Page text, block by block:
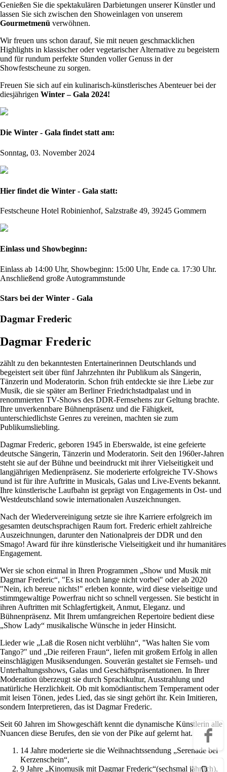
Genießen Sie die spektakulären Darbietungen unserer Künstler und
lassen Sie sich zwischen den Showeinlagen von unserem
Gourmetmenü verwöhnen.
Wir freuen uns schon darauf, Sie mit neuen geschmacklichen
Highlights in klassischer oder vegetarischer Alternative zu begeistern
und für rundum perfekte Stunden voller Genuss in der
Showfestscheune zu sorgen.
Freuen Sie sich auf ein kulinarisch-künstlerisches Abenteuer bei der
diesjährigen Winter – Gala 2024!
Die Winter - Gala findet statt am:
Sonntag, 03. November 2024
Hier findet die Winter - Gala statt:
Festscheune Hotel Robinienhof, Salzstraße 49, 39245 Gommern
Einlass und Showbeginn:
Einlass ab 14:00 Uhr, Showbeginn: 15:00 Uhr, Ende ca. 17:30 Uhr.
Anschließend große Autogrammstunde
Stars bei der Winter - Gala
Dagmar Frederic
Dagmar Frederic
zählt zu den bekanntesten Entertainerinnen Deutschlands und
begeistert seit über fünf Jahrzehnten ihr Publikum als Sängerin,
Tänzerin und Moderatorin. Schon früh entdeckte sie ihre Liebe zur
Musik, die sie später am Berliner Friedrichstadtpalast und in
renommierten TV-Shows des DDR-Fernsehens zur Geltung brachte.
Ihre unverkennbare Bühnenpräsenz und die Fähigkeit,
unterschiedlichste Genres zu vereinen, machten sie zum
Publikumsliebling.
Dagmar Frederic, geboren 1945 in Eberswalde, ist eine gefeierte
deutsche Sängerin, Tänzerin und Moderatorin. Seit den 1960er-Jahren
steht sie auf der Bühne und beeindruckt mit ihrer Vielseitigkeit und
langjährigen Medienpräsenz. Sie moderierte erfolgreiche TV-Shows
und ist für ihre Auftritte in Musicals, Galas und Live-Events bekannt.
Ihre künstlerische Laufbahn ist geprägt von Engagements in Ost- und
Westdeutschland sowie internationalen Auszeichnungen.
Nach der Wiedervereinigung setzte sie ihre Karriere erfolgreich im
gesamten deutschsprachigen Raum fort. Frederic erhielt zahlreiche
Auszeichnungen, darunter den Nationalpreis der DDR und den
Smago! Award für ihre künstlerische Vielseitigkeit und ihr humanitäres
Engagement.
Wer sie schon einmal in Ihren Programmen „Show und Musik mit
Dagmar Frederic“, "Es ist noch lange nicht vorbei" oder ab 2020
"Nein, ich bereue nichts!" erleben konnte, wird diese vielseitige und
stimmgewaltige Powerfrau nicht so schnell vergessen. Sie besticht in
ihren Auftritten mit Schlagfertigkeit, Anmut, Eleganz. und
Bühnenpräsenz. Mit Ihrem umfangreichen Repertoire bedient diese
„Show Lady“ musikalische Wünsche in jeder Hinsicht.
Lieder wie „Laß die Rosen nicht verblühn“, "Was halten Sie vom
Tango?" und „Die reiferen Fraun“, liefen mit großem Erfolg in allen
einschlägigen Musiksendungen. Souverän gestaltet sie Fernseh- und
Unterhaltungsshows, Galas und Geschäftspräsentationen. In Ihrer
Moderation überzeugt sie durch Sprachkultur, Ausstrahlung und
natürliche Herzlichkeit. Ob mit komödiantischem Temperament oder
mit leisen Tönen, jedes Lied, das sie singt gehört ihr. Kein Imitieren,
sondern Interpretieren, das ist Dagmar Frederic.
Seit 60 Jahren im Showgeschäft kennt die dynamische Künstlerin alle
Nuancen diese Berufes, den sie von der Pike auf gelernt hat.
14 Jahre moderierte sie die Weihnachtssendung „Serenade bei
Kerzenschein“,
9 Jahre „Kinomusik mit Dagmar Frederic“(sechsmal jährlich),